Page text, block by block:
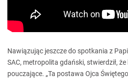
Nawiązując jeszcze do spotkania z
SAC, metropolita gdański, stwierdził,
pouczające. „Ta postawa Ojca